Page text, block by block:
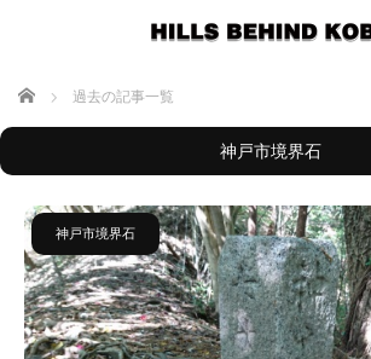
ホーム 過去の記事一覧
神戸市境界石
神戸市境界石